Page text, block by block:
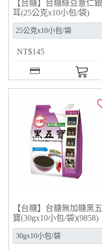
【台糖】台糖綠豆薏仁銀
耳(25公克x10小包/袋)
(9926)
NT$145
【台糖】台糖無加糖黑五
寶(30gx10小包/袋)(9858)